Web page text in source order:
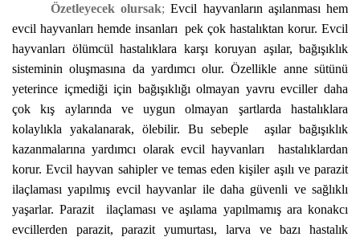
Özetleyecek olursak; Evcil hayvanların aşılanmasıhem
evcil hayvanları hemde insanları pek çok hastalıktan korur. Evcil
hayvanları ölümcül hastalıklara karşı koruyan aşılar, bağışıklık
sisteminin oluşmasına da yardımcı olur. Özellikle anne sütünü
yeterince içmediği için bağışıklığı olmayan yavru evciller daha
çok kış aylarında ve uygun olmayan şartlarda hastalıklara
kolaylıkla yakalanarak, ölebilir. Bu sebeple aşılar bağışıklık
kazanmalarına yardımcı olarak evcil hayvanları hastalıklardan
korur. Evcil hayvan sahipler ve temas eden kişiler aşılı ve parazit
ilaçlaması yapılmış evcil hayvanlar ile daha güvenli ve sağlıklı
yaşarlar. Parazit ilaçlaması ve aşılama yapılmamış ara konakcı
evcillerden parazit, parazit yumurtası, larva ve bazı hastalık